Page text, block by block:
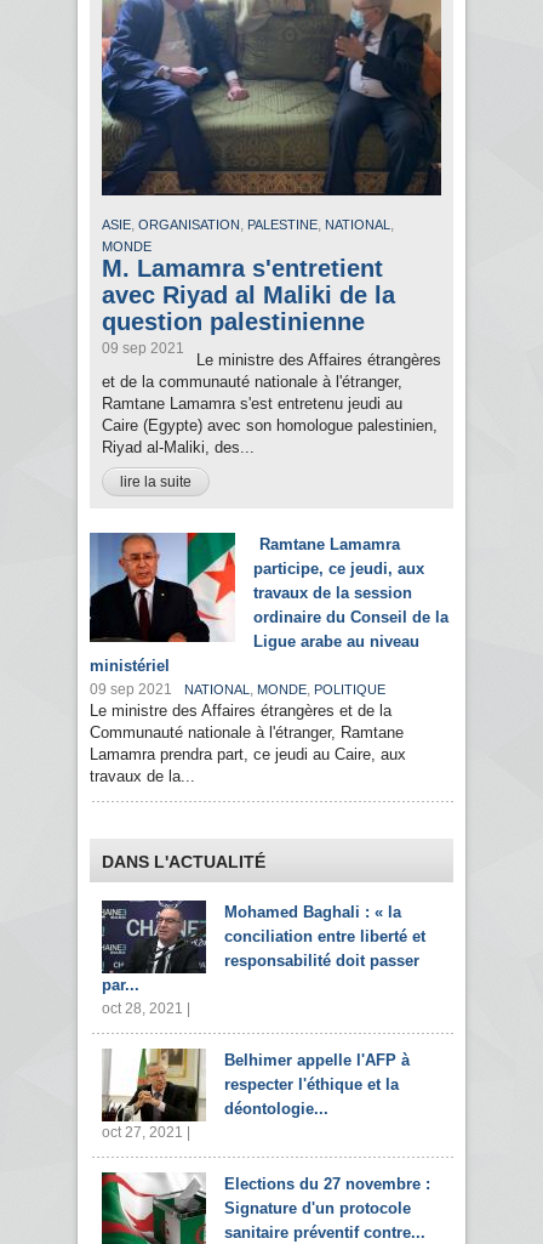
ASIE, ORGANISATION , PALESTINE, NATIONAL ,
MONDE
M. Lamamra s'entretient
avec Riyad al Maliki de la
question palestinienne
09 sep 2021
Le ministre des Affaires étrangères
et de la communauté nationale à l'étranger,
Ramtane Lamamra s'est entretenu jeudi au
Caire (Egypte) avec son homologue palestinien,
Riyad al-Maliki, des...
lire la suite
Ramtane Lamamra
participe, ce jeudi, aux
travaux de la session
ordinaire du Conseil de la
Ligue arabe au niveau
ministériel
09 sep 2021 NATIONAL , MONDE, POLITIQUE
Le ministre des Affaires étrangères et de la
Communauté nationale à l'étranger, Ramtane
Lamamra prendra part, ce jeudi au Caire, aux
travaux de la...
DANS L'ACTUALITÉ
Mohamed Baghali : « la
conciliation entre liberté et
responsabilité doit passer
par...
oct 28, 2021 |
Belhimer appelle l'AFP à
respecter l'éthique et la
déontologie...
oct 27, 2021 |
Elections du 27 novembre :
Signature d'un protocole
sanitaire préventif contre...